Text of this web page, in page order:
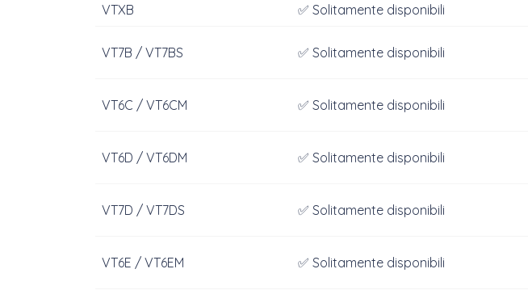
VTXB ✅ Solitamente disponibili
VT7B / VT7BS ✅ Solitamente disponibili
VT6C / VT6CM ✅ Solitamente disponibili
VT6D / VT6DM ✅ Solitamente disponibili
VT7D / VT7DS ✅ Solitamente disponibili
VT6E / VT6EM ✅ Solitamente disponibili